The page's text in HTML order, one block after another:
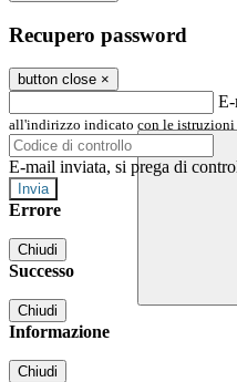
Recupero password
button close ×
all'indirizzo indicato con le istruzioni
E-mail inviata, si prega di
Errore
Chiudi
Successo
Chiudi
Informazione
Chiudi